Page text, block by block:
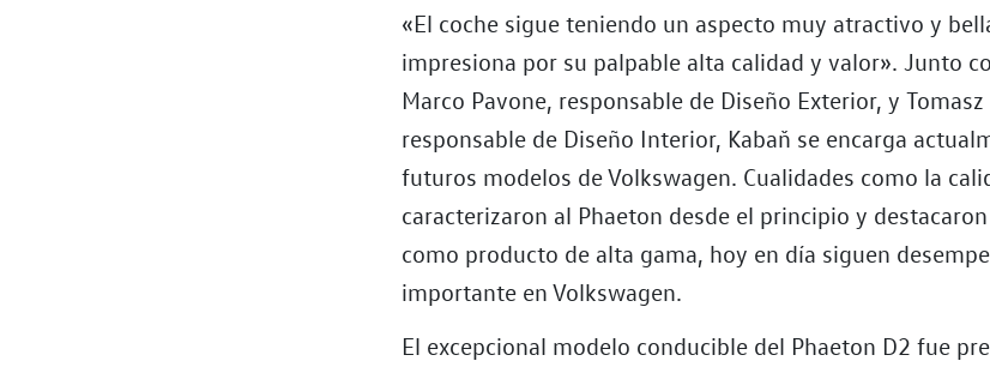
«El coche sigue teniendo un aspecto muy atractivo y
impresiona por su palpable alta calidad y valor». Junto
Marco Pavone, responsable de Diseño Exterior, y
responsable de Diseño Interior, Kabaň se encarga
futuros modelos de Volkswagen. Cualidades como la
caracterizaron al Phaeton desde el principio y
como producto de alta gama, hoy en día siguen
importante en Volkswagen.
El excepcional modelo conducible del Phaeton D2 fue